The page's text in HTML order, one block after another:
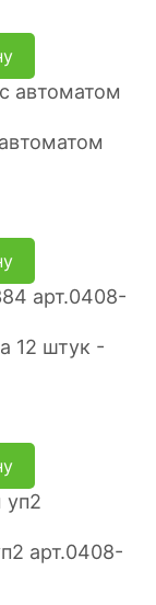
12 штук -
арт.0408-